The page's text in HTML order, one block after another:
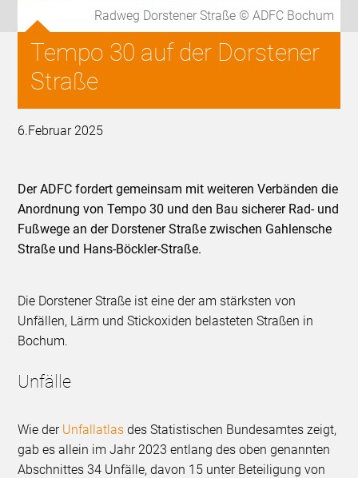
Radweg Dorstener Straße © ADFC Bochum
Tempo 30 auf der Dorstener
Straße
6.Februar 2025
Der ADFC fordert gemeinsam mit weiteren Verbänden die
Anordnung von Tempo 30 und den Bau sicherer Rad- und
Fußwege an der Dorstener Straße zwischen Gahlensche
Straße und Hans-Böckler-Straße.
Die Dorstener Straße ist eine der am stärksten von
Unfällen, Lärm und Stickoxiden belasteten Straßen in
Bochum.
Unfälle
Wie der Unfallatlas des Statistischen Bundesamtes zeigt,
gab es allein im Jahr 2023 entlang des oben genannten
Abschnittes 34 Unfälle, davon 15 unter Beteiligung von